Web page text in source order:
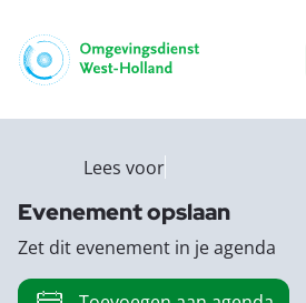
Lees voor
Evenement opslaan
Zet dit evenement in je agenda